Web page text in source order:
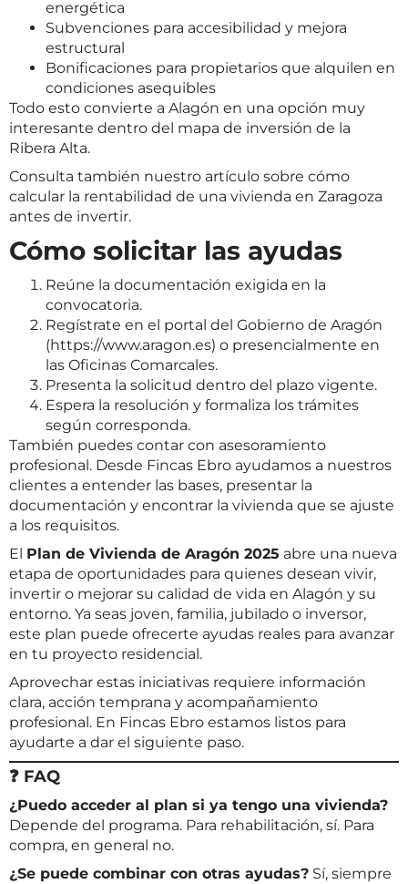
energética
Subvenciones para accesibilidad y mejora
estructural
Bonificaciones para propietarios que alquilen en
condiciones asequibles
Todo esto convierte a Alagón en una opción muy
interesante dentro del mapa de inversión de la
Ribera Alta.
Consulta también nuestro artículo sobre cómo
calcular la rentabilidad de una vivienda en Zaragoza
antes de invertir.
Cómo solicitar las ayudas
Reúne la documentación exigida en la
convocatoria.
Regístrate en el portal del Gobierno de Aragón
(https://www.aragon.es) o presencialmente en
las Oficinas Comarcales.
Presenta la solicitud dentro del plazo vigente.
Espera la resolución y formaliza los trámites
según corresponda.
También puedes contar con asesoramiento
profesional. Desde Fincas Ebro ayudamos a nuestros
clientes a entender las bases, presentar la
documentación y encontrar la vivienda que se ajuste
a los requisitos.
El Plan de Vivienda de Aragón 2025 abre una nueva
etapa de oportunidades para quienes desean vivir,
invertir o mejorar su calidad de vida en Alagón y su
entorno. Ya seas joven, familia, jubilado o inversor,
este plan puede ofrecerte ayudas reales para avanzar
en tu proyecto residencial.
Aprovechar estas iniciativas requiere información
clara, acción temprana y acompañamiento
profesional. En Fincas Ebro estamos listos para
ayudarte a dar el siguiente paso.
❓ FAQ
¿Puedo acceder al plan si ya tengo una vivienda?
Depende del programa. Para rehabilitación, sí. Para
compra, en general no.
¿Se puede combinar con otras ayudas? Sí, siempre